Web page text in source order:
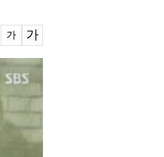
가 가